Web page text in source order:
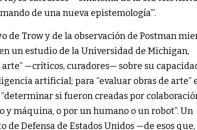
de una nueva epistemología’”.
de Trow y de la observación de Postman
un estudio de la Universidad de Michigan,
—críticos, curadores— sobre su
artificial; para “evaluar obras de arte”
“determinar si fueron creadas por
máquina, o por un humano o un robot”. Un
Defensa de Estados Unidos —de esos que,